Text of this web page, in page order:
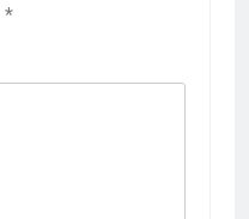
*